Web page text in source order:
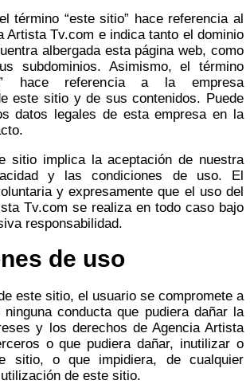
término “este sitio” hace referencia al
Artista Tv.com e indica tanto el dominio
albergada esta página web, como
subdominios. Asimismo, el término
hace referencia a la empresa
este sitio y de sus contenidos. Puede
datos legales de esta empresa en la
sitio implica la aceptación de nuestra
y las condiciones de uso. El
y expresamente que el uso del
Tv.com se realiza en todo caso bajo
responsabilidad.
de uso
este sitio, el usuario se compromete a
conducta que pudiera dañar la
y los derechos de Agencia Artista
o que pudiera dañar, inutilizar o
sitio, o que impidiera, de cualquier
de este sitio.